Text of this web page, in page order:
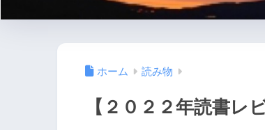
ホーム 読み物
【２０２２年読書レ